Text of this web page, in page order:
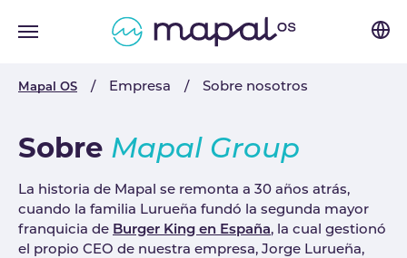
You are here:
Mapal OS Empresa Sobre nosotros
Sobre Mapal Group
La historia de Mapal se remonta a 30 años atrás,
cuando la familia Lurueña fundó la segunda mayor
franquicia de Burger King en España, la cual gestionó
el propio CEO de nuestra empresa, Jorge Lurueña,